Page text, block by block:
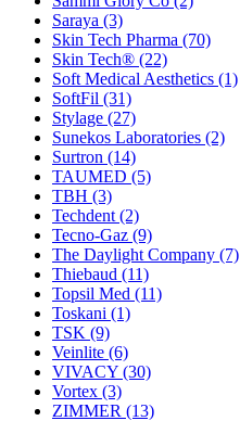
Saraya (3)
Skin Tech Pharma (70)
Skin Tech® (22)
Soft Medical Aesthetics (1)
SoftFil (31)
Stylage (27)
Sunekos Laboratories (2)
Surtron (14)
TAUMED (5)
TBH (3)
Techdent (2)
Tecno-Gaz (9)
The Daylight Company (7)
Thiebaud (11)
Topsil Med (11)
Toskani (1)
TSK (9)
Veinlite (6)
VIVACY (30)
Vortex (3)
ZIMMER (13)